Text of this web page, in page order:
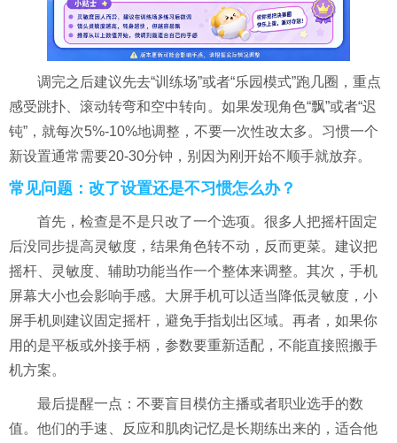
调完之后建议先去“训练场”或者“乐园模式”跑几圈，重点
感受跳扑、滚动转弯和空中转向。如果发现角色“飘”或者“迟
钝”，就每次5%-10%地调整，不要一次性改太多。习惯一个
新设置通常需要20-30分钟，别因为刚开始不顺手就放弃。
常见问题：改了设置还是不习惯怎么办？
首先，检查是不是只改了一个选项。很多人把摇杆固定
后没同步提高灵敏度，结果角色转不动，反而更菜。建议把
摇杆、灵敏度、辅助功能当作一个整体来调整。其次，手机
屏幕大小也会影响手感。大屏手机可以适当降低灵敏度，小
屏手机则建议固定摇杆，避免手指划出区域。再者，如果你
用的是平板或外接手柄，参数要重新适配，不能直接照搬手
机方案。
最后提醒一点：不要盲目模仿主播或者职业选手的数
值。他们的手速、反应和肌肉记忆是长期练出来的，适合他